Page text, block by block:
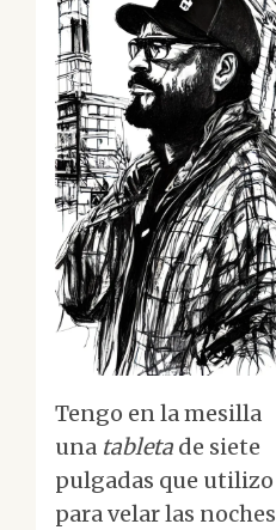
Tengo en la mesilla
una tableta de siete
pulgadas que utilizo
para velar las noches